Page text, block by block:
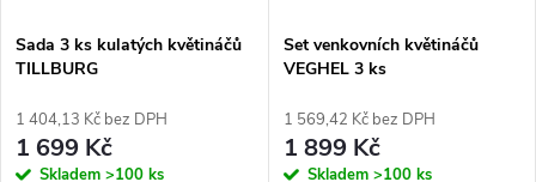
p
r
s
p
r
Sada 3 ks kulatých květináčů
TILLBURG
1 404,13 Kč bez DPH
1 699 Kč
Skladem >100 ks
Set venkovních květináčů
VEGHEL 3 ks
1 569,42 Kč bez DPH
1 899 Kč
Skladem >100 ks